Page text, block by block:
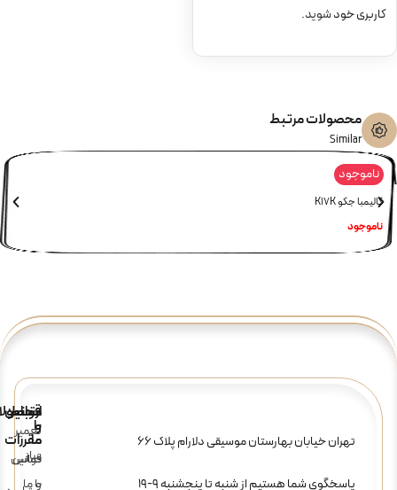
کاربری خودشوید.
محصولات مرتبط
Similar
ناموجود
کالیمبا جکو K17K
ناموجود
تهران خیابان بهارستان موسیقی دلارام پلاک 66
پاسخگوی شما هستیم از شنبه تا پنجشنبه 9-19
تعمیر
ساز
قوانین
و
مقررات
قوانین
و
ارتباط
با
ما
تماس
با ما